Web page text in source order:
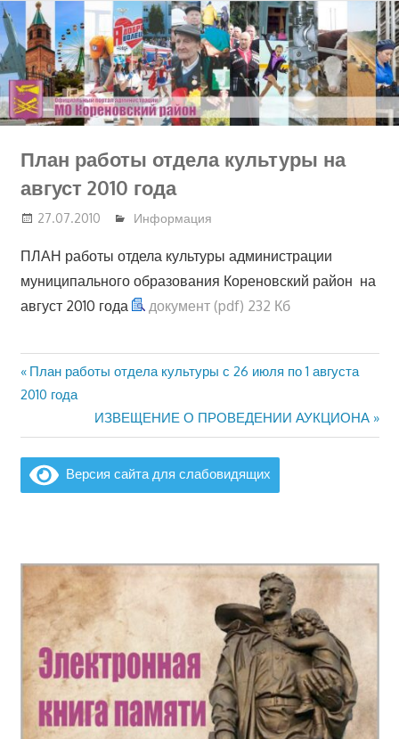
Перейти
к
содержимому
План работы отдела культуры на
август 2010 года
27.07.2010 Информация
ПЛАН работы отдела культуры администрации
муниципального образования Кореновский район на
август 2010 года
документ (pdf) 232 Кб
Навигация
записям
Предыдущая
запись:
План работы отдела культуры с 26 июля по 1 августа
2010 года
Следующая
запись:
ИЗВЕЩЕНИЕ О ПРОВЕДЕНИИ АУКЦИОНА
Версия сайта для слабовидящих